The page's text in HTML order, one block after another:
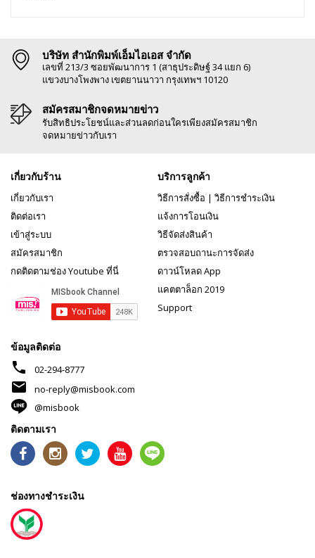
บริษัท สำนักพิมพ์เอ็มไอเอส จำกัด
เลขที่ 213/3 ซอยพัฒนาการ 1 (สาธุประดิษฐ์ 34 แยก 6)
แขวงบางโพงพาง เขตยานนาวา กรุงเทพฯ 10120
สมัครสมาชิกจดหมายข่าว
รับสิทธิประโยชน์และส่วนลดก่อนใครเพียงสมัครสมาชิก
จดหมายข่าวกับเรา
เกี่ยวกับร้าน
เกี่ยวกับเรา
ติดต่อเรา
เข้าสู่ระบบ
สมัครสมาชิก
กดติดตามช่อง Youtube ที่นี่
บริการลูกค้า
วิธีการสั่งซื้อ | วิธีการชำระเงิน
แจ้งการโอนเงิน
วิธีจัดส่งสินค้า
ตรวจสอบถานะการจัดส่ง
ดาวน์โหลด App
แคตตาล็อก 2019
Support
ข้อมูลติดต่อ
phone 02-294-8777
mail
no-reply@misbook.com
@misbook
ติดตามเรา
ช่องทางชำระเงิน